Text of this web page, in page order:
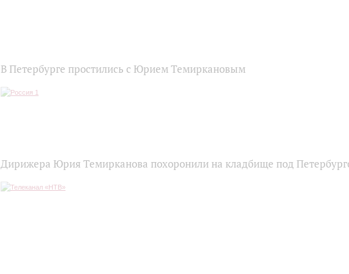
В Петербурге простились с Юрием Темиркановым
Дирижера Юрия Темирканова похоронили на кладбище под